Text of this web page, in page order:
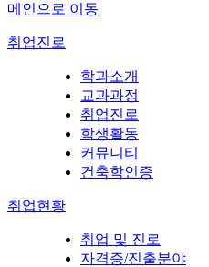
메인으로 이동
취업진로
학과소개
교과과정
취업진로
학생활동
커뮤니티
건축학인증
취업현황
취업 및 진로
자격증/진출분야